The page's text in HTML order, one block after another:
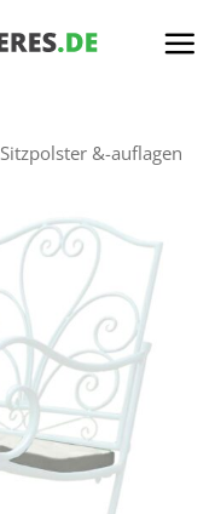
Sitzpolster &-auflagen